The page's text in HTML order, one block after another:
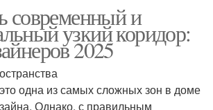
современный и
узкий коридор:
2025
одна из самых сложных зон в доме
Однако, с правильным